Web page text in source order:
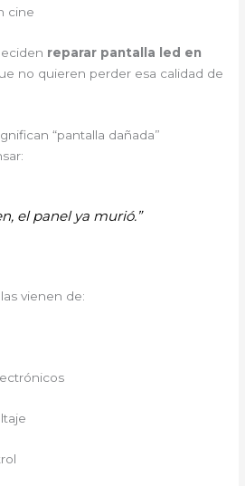
cine
reparar pantalla led en
no quieren perder esa calidad de
“pantalla dañada”
el panel ya murió.”
vienen de: